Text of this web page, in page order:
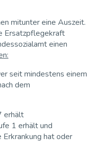
mitunter eine Auszeit.
Ersatzpflegekraft
einen
seit mindestens einem
dem
erhält
1 erhält und
hat oder